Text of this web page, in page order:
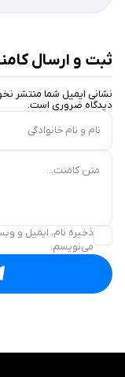
ثبت و ارسال
نشانی ایمیل شما منتشر
دیدگاه ضروری است.
نام و نام خانوادگی
متن کامنت...
ذخیره نام، ایمیل و
می‌نویسم.